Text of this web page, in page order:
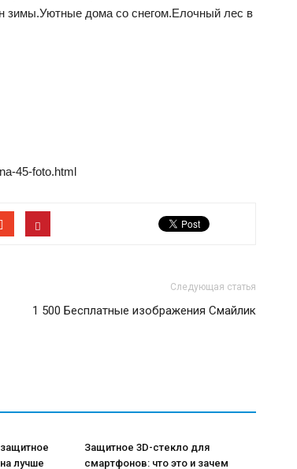
зимы.Уютные дома со снегом.Елочный лес в
45-foto.html
Следующая статья
1 500 Бесплатные изображения Смайлик
лучше
Защитное 3D-стекло для
смартфонов: что это и зачем